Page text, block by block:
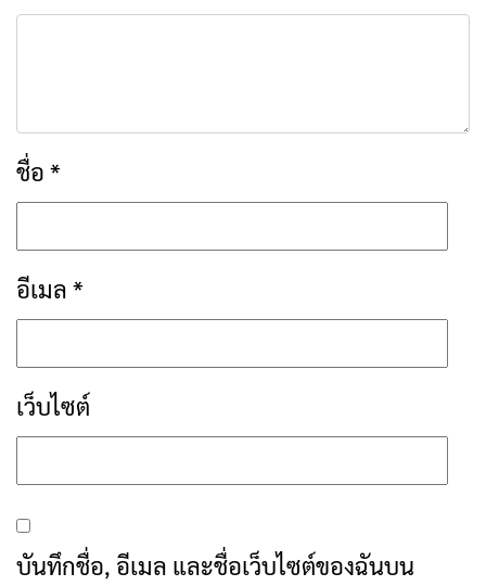
ชื่อ *
อีเมล *
เว็บไซต์
บันทึกชื่อ, อีเมล และชื่อเว็บไซต์ของฉันบน